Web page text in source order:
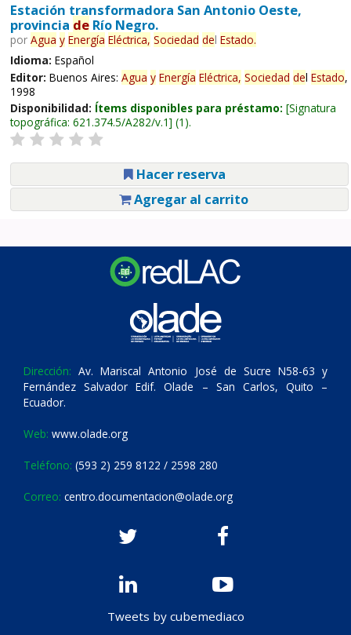
Estación transformadora San Antonio Oeste,
provincia deRío Negro.
por Agua y Energía Eléctrica, Sociedad del Estado.
Idioma: Español
Editor: Buenos Aires: Agua y Energía Eléctrica, Sociedad del Estado,
1998
Disponibilidad: Ítems disponibles para préstamo: Signatura
topográfica: 621.374.5/A282/v.1 (1).
Hacer reserva
Agregar al carrito
Dirección: Av. Mariscal Antonio José de Sucre N58-63 y
Fernández Salvador Edif. Olade – San Carlos, Quito –
Ecuador.
Web: www.olade.org
Teléfono: (593 2) 259 8122 / 2598 280
Correo: centro.documentacion@olade.org
Tweets by cubemediaco